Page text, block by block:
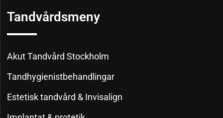
Tandvårdsmeny
Akut Tandvård Stockholm
Tandhygienistbehandlingar
Estetisk tandvård & Invisalign